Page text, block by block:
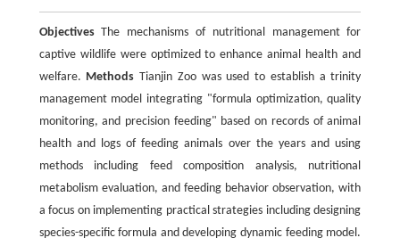
ObjectivesThe mechanisms of nutritional management for
captive wildlife were optimized to enhance animal health and
welfare. Methods Tianjin Zoo was used to establish a trinity
management model integrating "formula optimization, quality
monitoring, and precision feeding" based on records of animal
health and logs of feeding animals over the years and using
methods including feed composition analysis, nutritional
metabolism evaluation, and feeding behavior observation, with
a focus on implementing practical strategies including designing
species-specific formula and developing dynamic feeding model.